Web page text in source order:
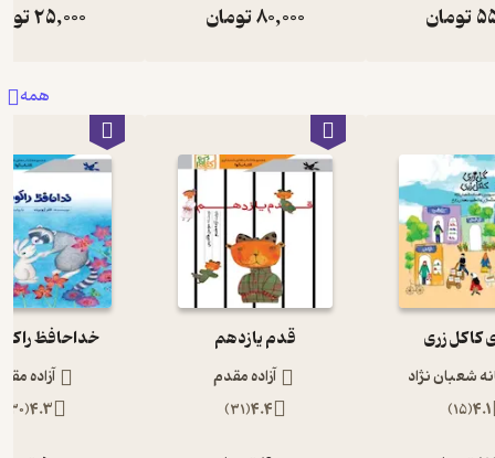
تومان 80,000تومان 25,000
همه
کاکل زری
شعبان نژاد
4.1
(
15
)
قدم یازدهم
آزاده مقدم
4.4
(
31
)
خداحافظ
آزاده
4.3
(
30